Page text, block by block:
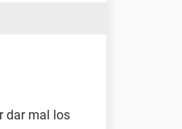
dar mal los